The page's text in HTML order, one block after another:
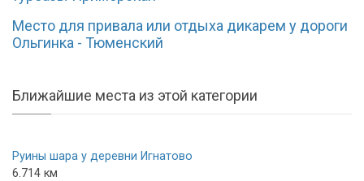
Место для привала или отдыха дикарем у дороги
Ольгинка - Тюменский
Ближайшие места из этой категории
Руины шара у деревни Игнатово
6.714 км